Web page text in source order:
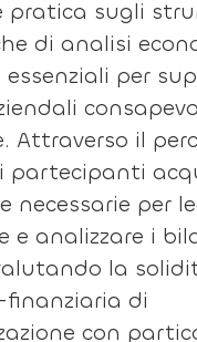
pratica sugli
di analisi
per
Attraverso il
partecipanti
necessarie per
e analizzare i
la
finanziaria di
con